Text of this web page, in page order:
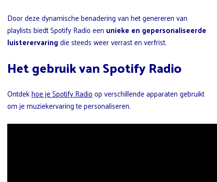
Door deze dynamische benadering van het genereren van
playlists biedt Spotify Radio een unieke en gepersonaliseerde
luisterervaringdie steeds weer verrast en verfrist.
Het gebruik van Spotify Radio
Ontdekhoe je Spotify Radioop verschillende apparaten gebruikt
om je muziekervaring te personaliseren.